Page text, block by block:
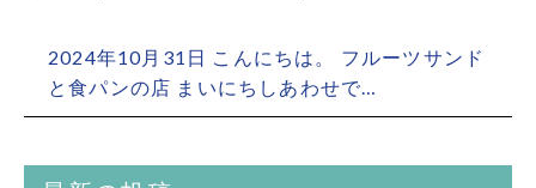
2024年10月31日 こんにちは。 フルーツサンド
と食パンの店 まいにちしあわせで…